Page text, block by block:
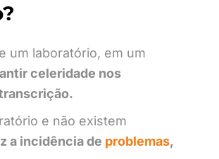
um laboratório, em um
celeridade nos
e não existem
a incidência de problemas,